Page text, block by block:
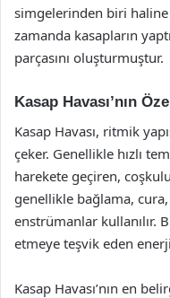
simgelerinden biri
zamanda kasapların
parçasını oluşturmuştur.
Kasap Havası’nın
Kasap Havası, ritmik
çeker. Genellikle hızlı
harekete geçiren,
genellikle bağlama,
enstrümanlar kullanılır.
etmeye teşvik eden
Kasap Havası’nın en